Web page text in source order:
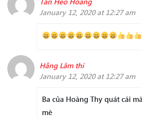
January 12, 2020 at 12:27 am
Hằng Lâm thi
January 12, 2020 at 12:27 am
Ba của Hoàng Thy quát cái
mè